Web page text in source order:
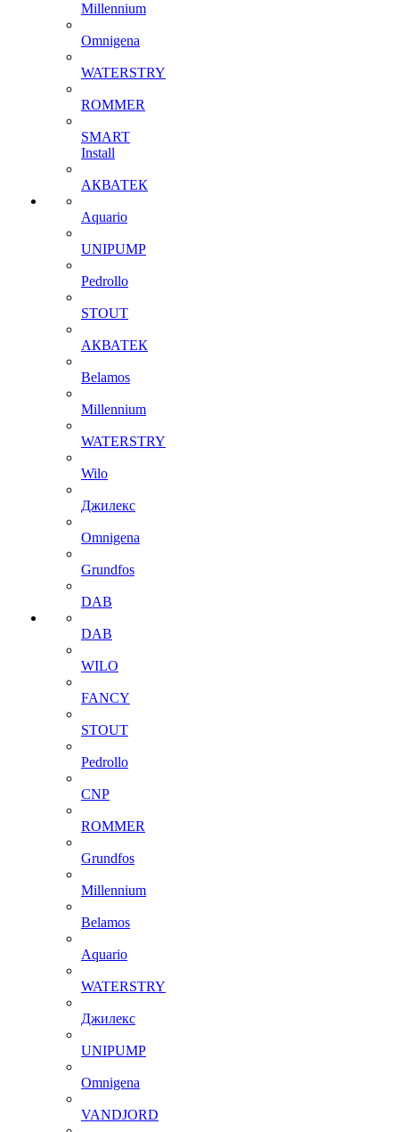
Millennium
Omnigena
WATERSTRY
ROMMER
SMART
Install
АКВАТЕК
Aquario
UNIPUMP
Pedrollo
STOUT
АКВАТЕК
Belamos
Millennium
WATERSTRY
Wilo
Джилекс
Omnigena
Grundfos
DAB
DAB
WILO
FANCY
STOUT
Pedrollo
CNP
ROMMER
Grundfos
Millennium
Belamos
Aquario
WATERSTRY
Джилекс
UNIPUMP
Omnigena
VANDJORD